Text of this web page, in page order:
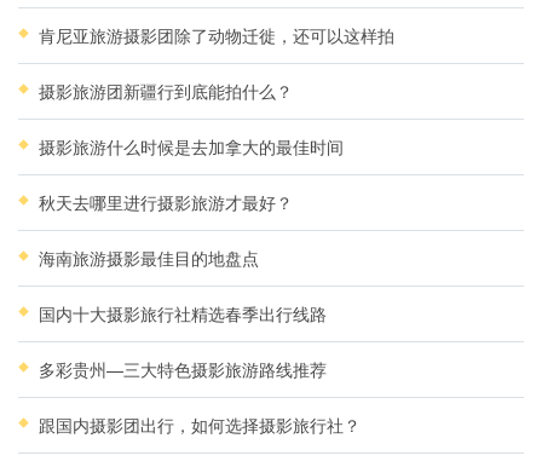
肯尼亚旅游摄影团除了动物迁徙，还可以这样拍
摄影旅游团新疆行到底能拍什么？
摄影旅游什么时候是去加拿大的最佳时间
秋天去哪里进行摄影旅游才最好？
海南旅游摄影最佳目的地盘点
国内十大摄影旅行社精选春季出行线路
多彩贵州—三大特色摄影旅游路线推荐
跟国内摄影团出行，如何选择摄影旅行社？